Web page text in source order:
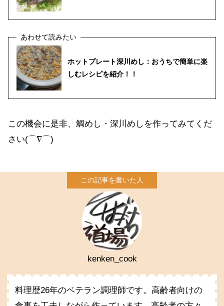
ホットプレート深川めし：おうちで簡単に楽
しむレシピを紹介！！
この機会に是非、鯛めし・深川めしを作ってみてくだ
さい(⌒∇⌒)
kenken_cook
料理歴26年のベテラン調理師です。高齢者向けの